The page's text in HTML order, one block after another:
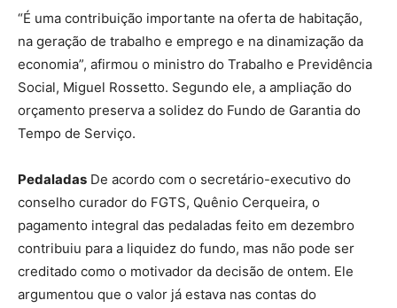
“É uma contribuição importante na oferta de habitação,
na geração de trabalho e emprego e na dinamização da
economia”, afirmou o ministro do Trabalho e Previdência
Social, Miguel Rossetto. Segundo ele, a ampliação do
orçamento preserva a solidez do Fundo de Garantia do
Tempo de Serviço.
Pedaladas De acordo com o secretário-executivo do
conselho curador do FGTS, Quênio Cerqueira, o
pagamento integral das pedaladas feito em dezembro
contribuiu para a liquidez do fundo, mas não pode ser
creditado como o motivador da decisão de ontem. Ele
argumentou que o valor já estava nas contas do